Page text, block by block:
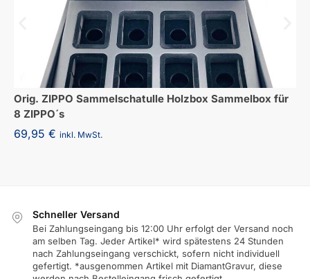
Orig. ZIPPO Sammelschatulle Holzbox Sammelbox für
8 ZIPPO´s
69,95 € inkl. MwSt.
Schneller Versand
Bei Zahlungseingang bis 12:00 Uhr erfolgt der Versand noch
am selben Tag. Jeder Artikel* wird spätestens 24 Stunden
nach Zahlungseingang verschickt, sofern nicht individuell
gefertigt. *ausgenommen Artikel mit DiamantGravur, diese